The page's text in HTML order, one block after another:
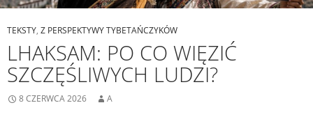
TEKSTY, Z PERSPEKTYWY TYBETAŃCZYKÓW
LHAKSAM: PO CO WIĘZIĆ
SZCZĘŚLIWYCH LUDZI?
8 CZERWCA 2026 A